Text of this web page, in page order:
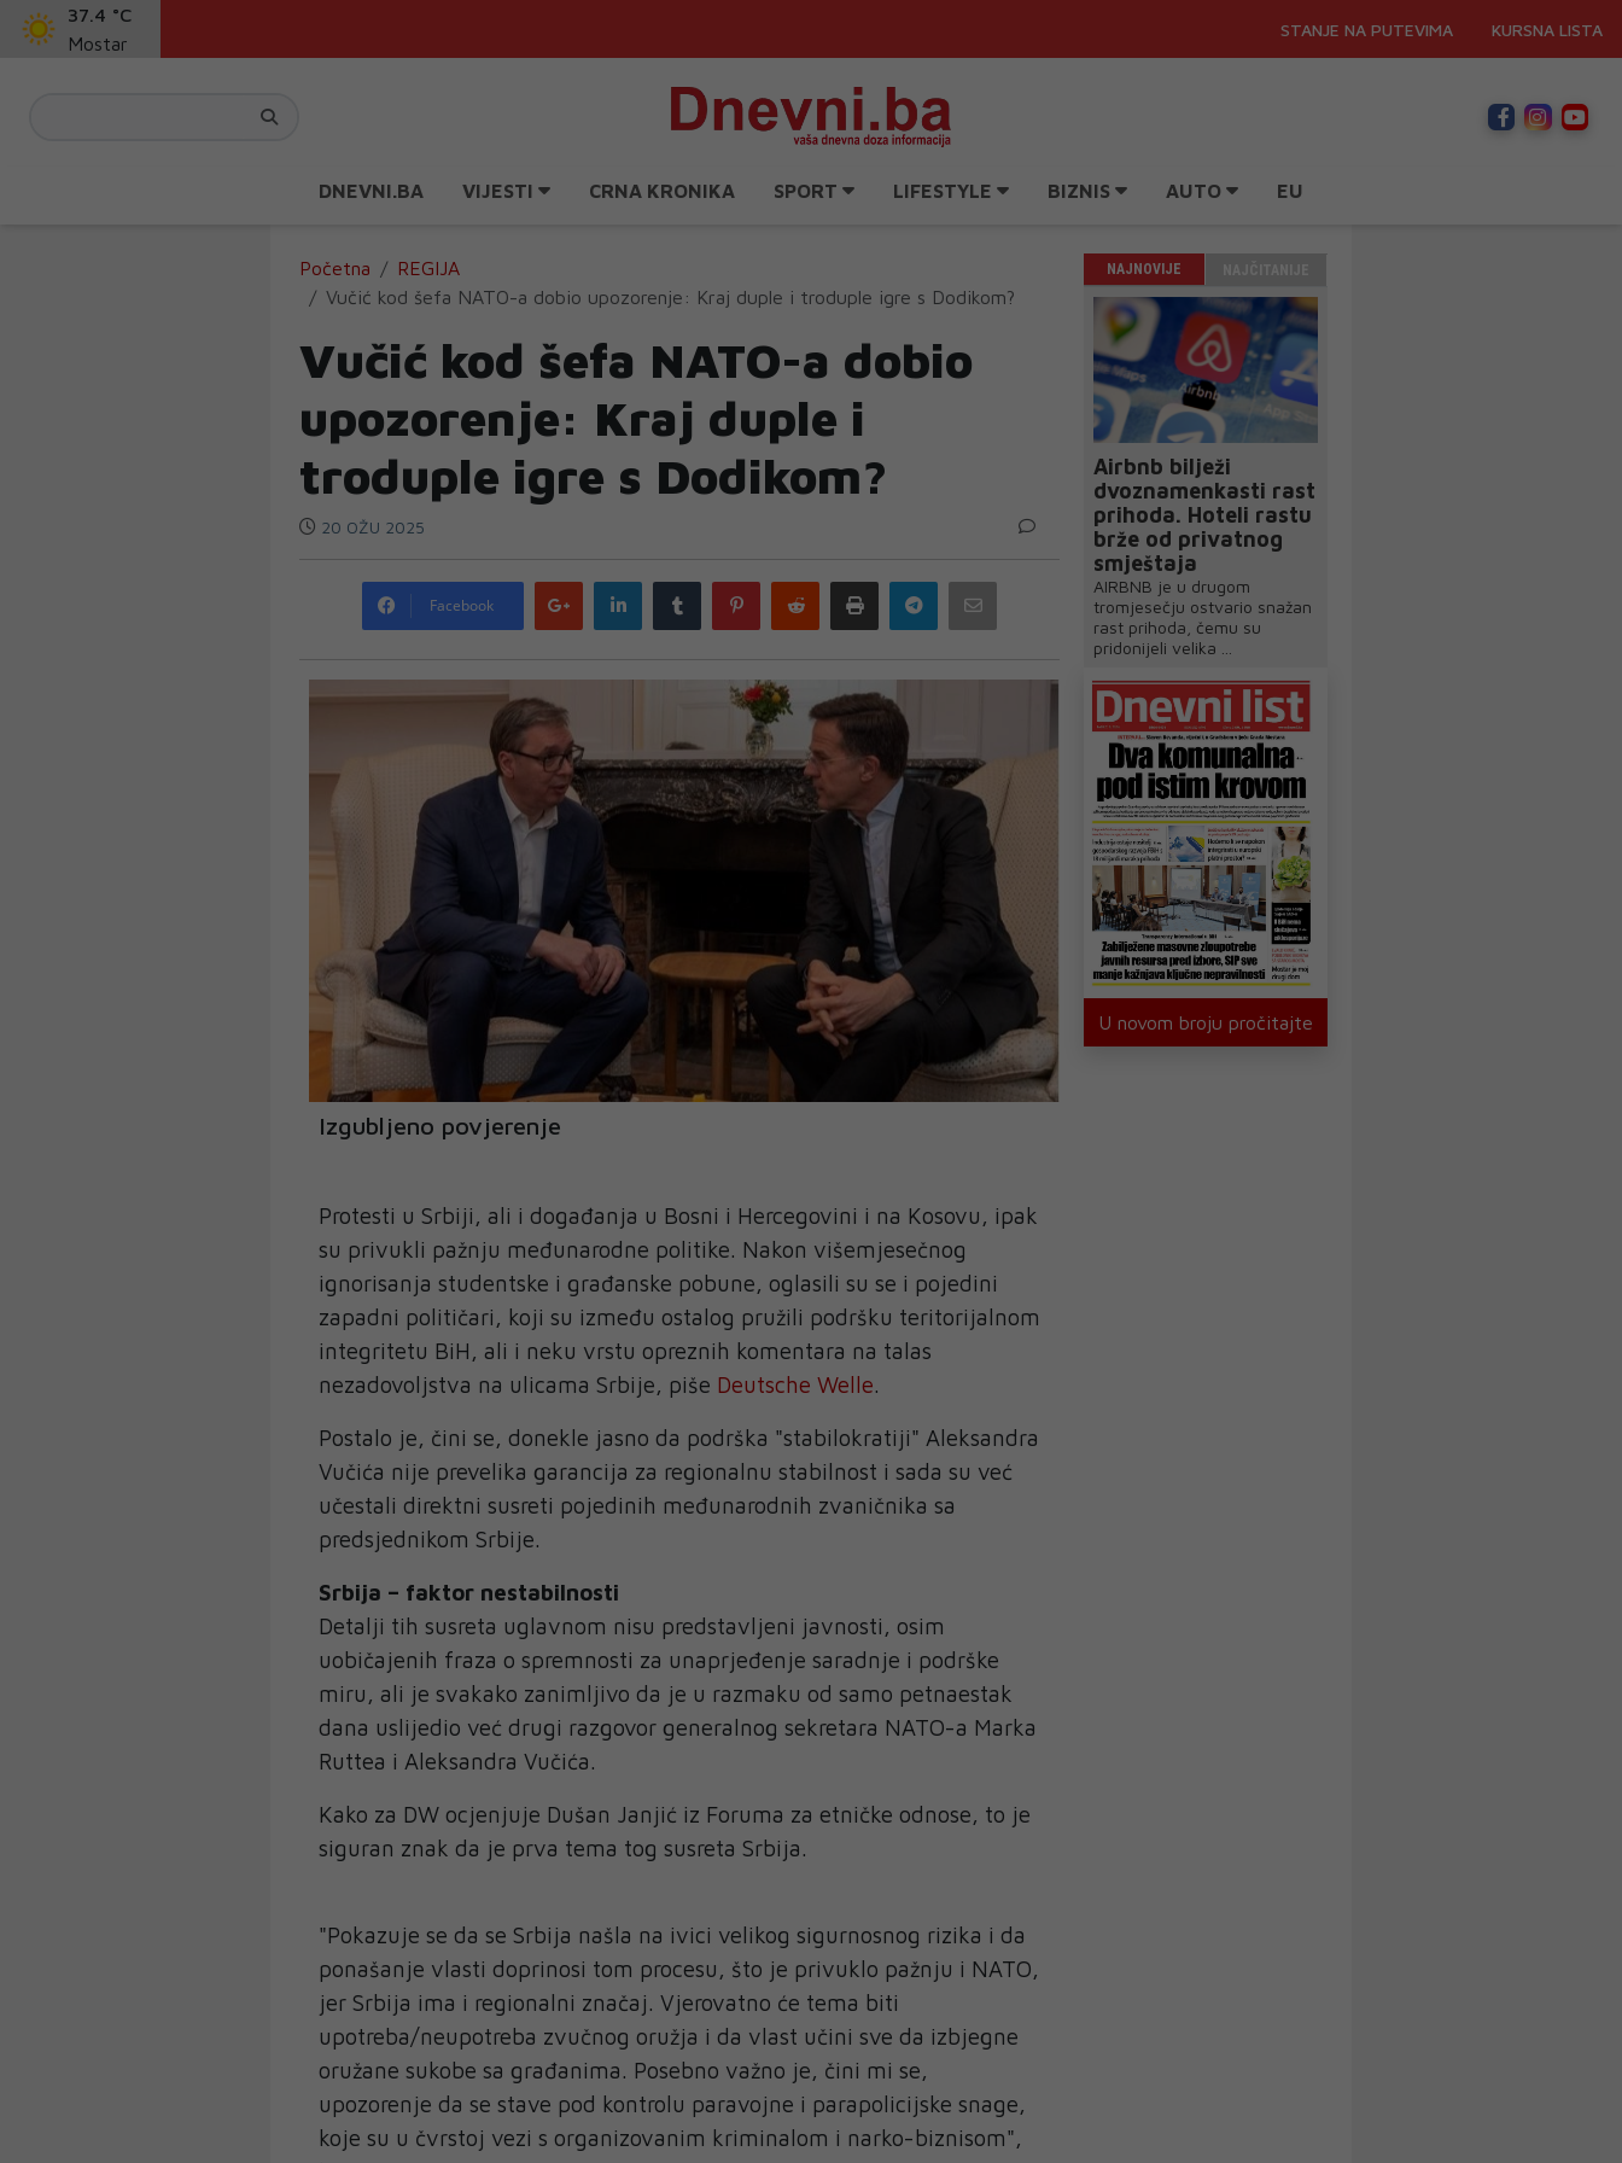
37.4 °C
Mostar
STANJE NA PUTEVIMA KURSNA LISTA
DNEVNI.BA VIJESTI CRNA KRONIKA SPORT LIFESTYLE BIZNIS AUTO EU
Početna
REGIJA
Vučić kod šefa NATO-a dobio upozorenje: Kraj duple i troduple igre s Dodikom?
Vučić kod šefa NATO-a dobio
upozorenje: Kraj duple i
troduple igre s Dodikom?
20 OŽU 2025
Facebook
Google
plus
LinkedIn Tumblr PinterestReddit Print Telegram
Izgubljeno povjerenje
Protesti u Srbiji, ali i događanja u Bosni i Hercegovini i na Kosovu, ipak
su privukli pažnju međunarodne politike. Nakon višemjesečnog
ignorisanja studentske i građanske pobune, oglasili su se i pojedini
zapadni političari, koji su između ostalog pružili podršku teritorijalnom
integritetu BiH, ali i neku vrstu opreznih komentara na talas
nezadovoljstva na ulicama Srbije, piše Deutsche Welle.
Postalo je, čini se, donekle jasno da podrška "stabilokratiji" Aleksandra
Vučića nije prevelika garancija za regionalnu stabilnost i sada su već
učestali direktni susreti pojedinih međunarodnih zvaničnika sa
predsjednikom Srbije.
Srbija – faktor nestabilnosti
Detalji tih susreta uglavnom nisu predstavljeni javnosti, osim
uobičajenih fraza o spremnosti za unaprjeđenje saradnje i podrške
miru, ali je svakako zanimljivo da je u razmaku od samo petnaestak
dana uslijedio već drugi razgovor generalnog sekretara NATO-a Marka
Ruttea i Aleksandra Vučića.
Kako za DW ocjenjuje Dušan Janjić iz Foruma za etničke odnose, to je
siguran znak da je prva tema tog susreta Srbija.
"Pokazuje se da se Srbija našla na ivici velikog sigurnosnog rizika i da
ponašanje vlasti doprinosi tom procesu, što je privuklo pažnju i NATO,
jer Srbija ima i regionalni značaj. Vjerovatno će tema biti
upotreba/neupotreba zvučnog oružja i da vlast učini sve da izbjegne
oružane sukobe sa građanima. Posebno važno je, čini mi se,
upozorenje da se stave pod kontrolu paravojne i parapolicijske snage,
koje su u čvrstoj vezi s organizovanim kriminalom i narko-biznisom",
NAJNOVIJE
Airbnb bilježi
dvoznamenkasti rast
prihoda. Hoteli rastu
brže od privatnog
smještaja
AIRBNB je u drugom
tromjesečju ostvario snažan
rast prihoda, čemu su
pridonijeli velika ...
U novom broju pročitajte